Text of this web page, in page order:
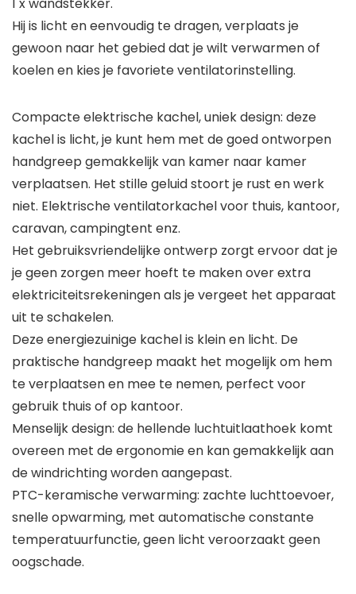
1 x wandstekker.
Hij is licht en eenvoudig te dragen, verplaats je
gewoon naar het gebied dat je wilt verwarmen of
koelen en kies je favoriete ventilatorinstelling.
Compacte elektrische kachel, uniek design: deze
kachel is licht, je kunt hem met de goed ontworpen
handgreep gemakkelijk van kamer naar kamer
verplaatsen. Het stille geluid stoort je rust en werk
niet. Elektrische ventilatorkachel voor thuis, kantoor,
caravan, campingtent enz.
Het gebruiksvriendelijke ontwerp zorgt ervoor dat je
je geen zorgen meer hoeft te maken over extra
elektriciteitsrekeningen als je vergeet het apparaat
uit te schakelen.
Deze energiezuinige kachel is klein en licht. De
praktische handgreep maakt het mogelijk om hem
te verplaatsen en mee te nemen, perfect voor
gebruik thuis of op kantoor.
Menselijk design: de hellende luchtuitlaathoek komt
overeen met de ergonomie en kan gemakkelijk aan
de windrichting worden aangepast.
PTC-keramische verwarming: zachte luchttoevoer,
snelle opwarming, met automatische constante
temperatuurfunctie, geen licht veroorzaakt geen
oogschade.